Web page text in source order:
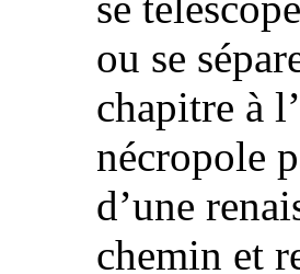
ou se
chapitre à
nécropole
d’une
chemin et